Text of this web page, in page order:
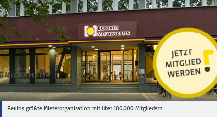
Berlins größte Mieterorganisation mit über 180.000 Mitgliedern